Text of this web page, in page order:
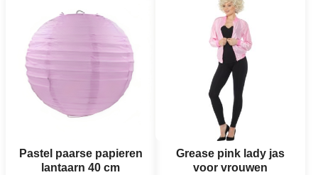
Pastel paarse papieren
lantaarn 40 cm
Grease pink lady jas
voor vrouwen